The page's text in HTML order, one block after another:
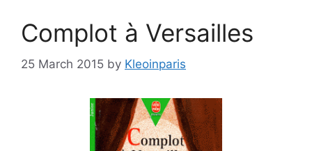
Complot à Versailles
25 March 2015 by Kleoinparis